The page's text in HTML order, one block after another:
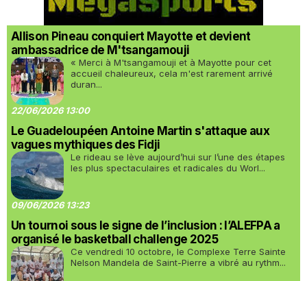
Allison Pineau conquiert Mayotte et devient
ambassadrice de M'tsangamouji
« Merci à M'tsangamouji et à Mayotte pour cet
accueil chaleureux, cela m'est rarement arrivé
duran...
22/06/2026 13:00
Le Guadeloupéen Antoine Martin s'attaque aux
vagues mythiques des Fidji
Le rideau se lève aujourd’hui sur l’une des étapes
les plus spectaculaires et radicales du Worl...
09/06/2026 13:23
Un tournoi sous le signe de l’inclusion : l’ALEFPA a
organisé le basketball challenge 2025
Ce vendredi 10 octobre, le Complexe Terre Sainte
Nelson Mandela de Saint-Pierre a vibré au rythm...